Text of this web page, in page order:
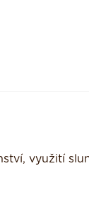
využití